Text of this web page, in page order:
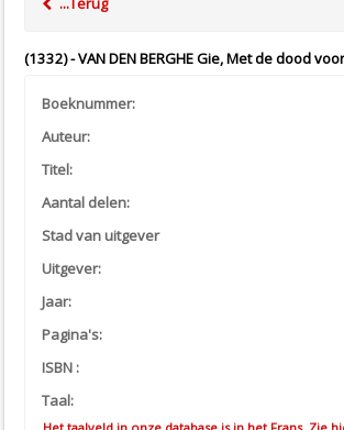
(1332) - VAN DEN BERGHE Gie, Met de dood
Boeknummer:
Auteur:
Titel:
Aantal delen:
Stad van uitgever
Uitgever:
Jaar:
Pagina's:
ISBN :
Taal: